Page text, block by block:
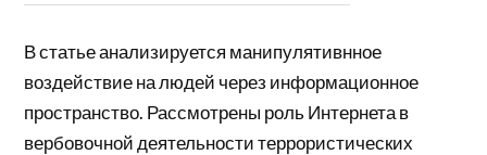
В статье анализируется манипулятивнное
воздействие на людей через информационное
пространство. Рассмотрены роль Интернета в
вербовочной деятельности террористических